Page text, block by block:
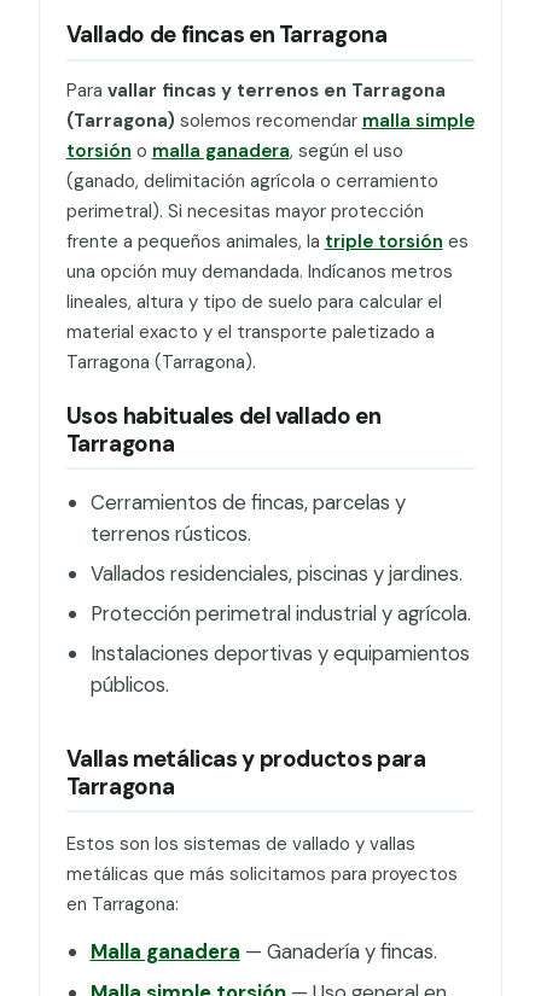
Vallado de fincas en Tarragona
Para vallar fincas y terrenos en Tarragona
(Tarragona) solemos recomendar malla simple
torsión o malla ganadera, según el uso
(ganado, delimitación agrícola o cerramiento
perimetral). Si necesitas mayor protección
frente a pequeños animales, la triple torsión es
una opción muy demandada. Indícanos metros
lineales, altura y tipo de suelo para calcular el
material exacto y el transporte paletizado a
Tarragona (Tarragona).
Usos habituales del vallado en
Tarragona
Cerramientos de fincas, parcelas y
terrenos rústicos.
Vallados residenciales, piscinas y jardines.
Protección perimetral industrial y agrícola.
Instalaciones deportivas y equipamientos
públicos.
Vallas metálicas y productos para
Tarragona
Estos son los sistemas de vallado y vallas
metálicas que más solicitamos para proyectos
en Tarragona:
Malla ganadera — Ganadería y fincas.